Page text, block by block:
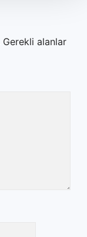
Gerekli alanlar